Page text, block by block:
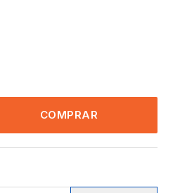
COMPRAR